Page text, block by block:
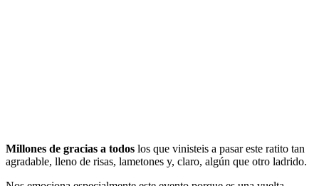
Millones de gracias a todos los que vinisteis a pasar este ratito tan
agradable, lleno de risas, lametones y, claro, algún que otro ladrido.